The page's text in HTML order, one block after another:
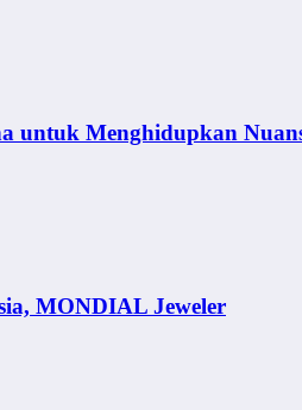
untuk Menghidupkan
MONDIAL Jeweler